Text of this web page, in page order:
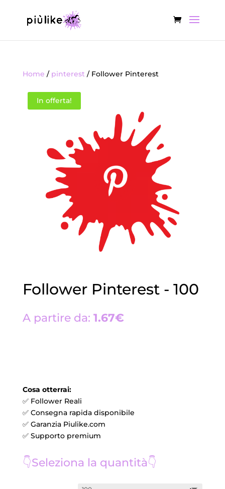
Home / pinterest/ Follower Pinterest
In offerta!
Follower Pinterest - 100
A partire da: 1.67€
Cosa otterrai:
✅ Follower Reali
✅ Consegna rapida disponibile
✅ Garanzia Piulike.com
✅ Supporto premium
👇Seleziona la quantità👇